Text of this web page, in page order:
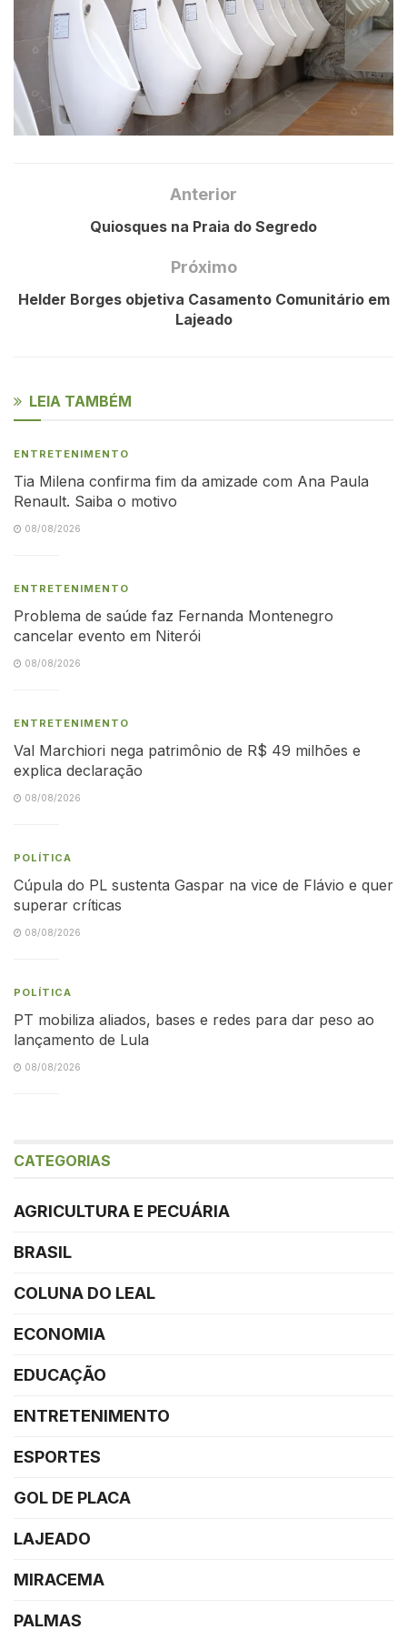
Anterior
Quiosques na Praia do Segredo
Próximo
Helder Borges objetiva Casamento Comunitário em
Lajeado
LEIA TAMBÉM
ENTRETENIMENTO
Tia Milena confirma fim da amizade com Ana Paula
Renault. Saiba o motivo
08/08/2026
ENTRETENIMENTO
Problema de saúde faz Fernanda Montenegro
cancelar evento em Niterói
08/08/2026
ENTRETENIMENTO
Val Marchiori nega patrimônio de R$ 49 milhões e
explica declaração
08/08/2026
POLÍTICA
Cúpula do PL sustenta Gaspar na vice de Flávio e quer
superar críticas
08/08/2026
POLÍTICA
PT mobiliza aliados, bases e redes para dar peso ao
lançamento de Lula
08/08/2026
CATEGORIAS
AGRICULTURA E PECUÁRIA
BRASIL
COLUNA DO LEAL
ECONOMIA
EDUCAÇÃO
ENTRETENIMENTO
ESPORTES
GOL DE PLACA
LAJEADO
MIRACEMA
PALMAS